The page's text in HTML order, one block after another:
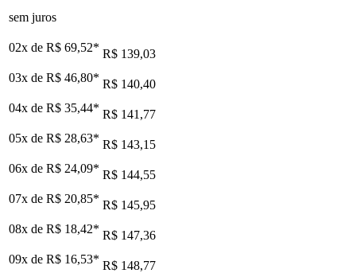
sem juros
02x de R$ 69,52* R$ 139,03
03x de R$ 46,80* R$ 140,40
04x de R$ 35,44* R$ 141,77
05x de R$ 28,63* R$ 143,15
06x de R$ 24,09* R$ 144,55
07x de R$ 20,85* R$ 145,95
08x de R$ 18,42* R$ 147,36
09x de R$ 16,53* R$ 148,77